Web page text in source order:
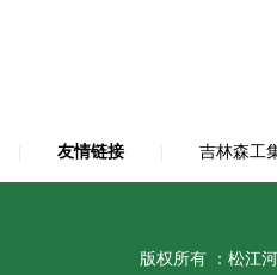
友情链接 吉林森工
版权所有 ：松江